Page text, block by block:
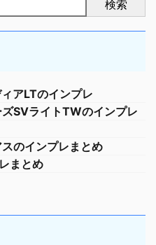
検索
アLTのインプレ
SVライトTWのインプレ
のインプレまとめ
まとめ